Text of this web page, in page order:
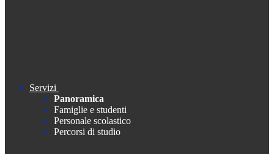
Servizi
Panoramica
Famiglie e studenti
Personale scolastico
Percorsi di studio